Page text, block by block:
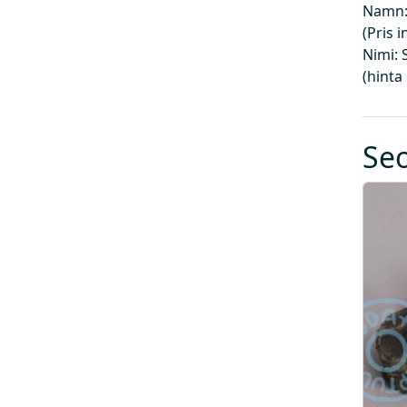
(Pris
Nimi:
(hinta